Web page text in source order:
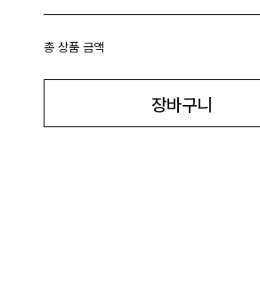
총 상품 금액
장바구니